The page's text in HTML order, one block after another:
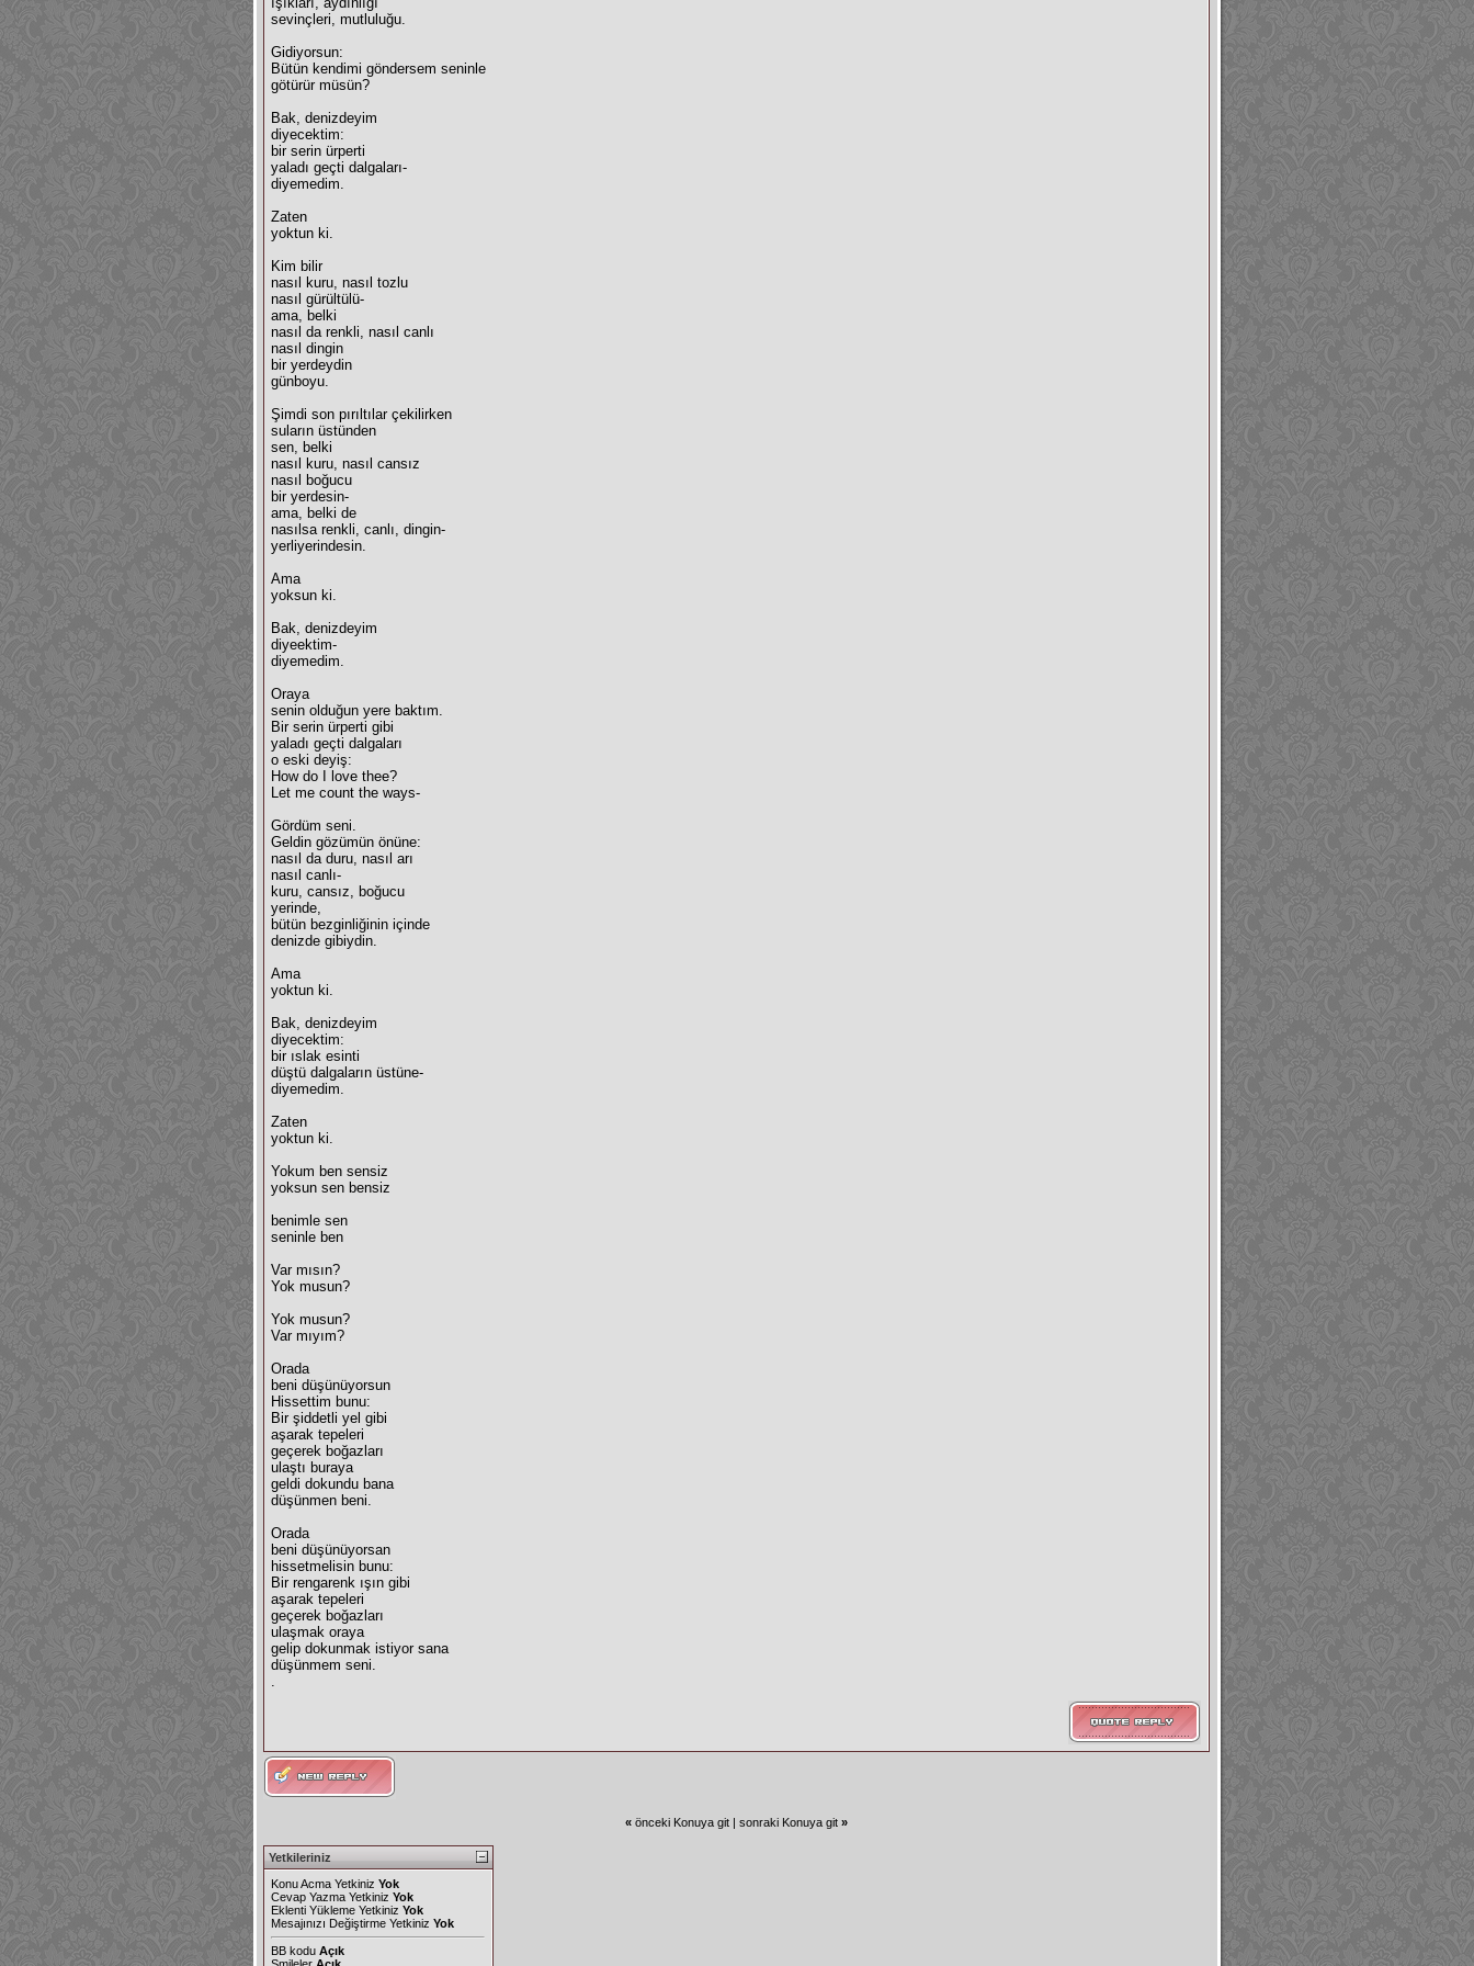
sevinçleri, mutluluğu.
Gidiyorsun:
Bütün kendimi göndersem seninle
götürür müsün?
Bak, denizdeyim
diyecektim:
bir serin ürperti
yaladı geçti dalgaları-
diyemedim.
Zaten
yoktun ki.
Kim bilir
nasıl kuru, nasıl tozlu
nasıl gürültülü-
ama, belki
nasıl da renkli, nasıl canlı
nasıl dingin
bir yerdeydin
günboyu.
Şimdi son pırıltılar çekilirken
suların üstünden
sen, belki
nasıl kuru, nasıl cansız
nasıl boğucu
bir yerdesin-
ama, belki de
nasılsa renkli, canlı, dingin-
yerliyerindesin.
Ama
yoksun ki.
Bak, denizdeyim
diyeektim-
diyemedim.
Oraya
senin olduğun yere baktım.
Bir serin ürperti gibi
yaladı geçti dalgaları
o eski deyiş:
How do I love thee?
Let me count the ways-
Gördüm seni.
Geldin gözümün önüne:
nasıl da duru, nasıl arı
nasıl canlı-
kuru, cansız, boğucu
yerinde,
bütün bezginliğinin içinde
denizde gibiydin.
Ama
yoktun ki.
Bak, denizdeyim
diyecektim:
bir ıslak esinti
düştü dalgaların üstüne-
diyemedim.
Zaten
yoktun ki.
Yokum ben sensiz
yoksun sen bensiz
benimle sen
seninle ben
Var mısın?
Yok musun?
Yok musun?
Var mıyım?
Orada
beni düşünüyorsun
Hissettim bunu:
Bir şiddetli yel gibi
aşarak tepeleri
geçerek boğazları
ulaştı buraya
geldi dokundu bana
düşünmen beni.
Orada
beni düşünüyorsan
hissetmelisin bunu:
Bir rengarenk ışın gibi
aşarak tepeleri
geçerek boğazları
ulaşmak oraya
gelip dokunmak istiyor sana
düşünmem seni.
.
« önceki Konuya git | sonraki Konuya git »
Yetkileriniz
Konu Acma Yetkiniz Yok
Cevap Yazma Yetkiniz Yok
Eklenti Yükleme Yetkiniz Yok
Mesajınızı Değiştirme Yetkiniz Yok
BB kodu Açık